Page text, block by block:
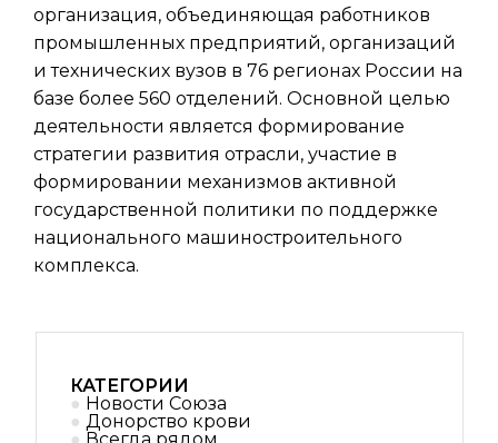
организация, объединяющая работников
промышленных предприятий, организаций
и технических вузов в 76 регионах России на
базе более 560 отделений. Основной целью
деятельности является формирование
стратегии развития отрасли, участие в
формировании механизмов активной
государственной политики по поддержке
национального машиностроительного
комплекса.
КАТЕГОРИИ
Новости Союза
Донорство крови